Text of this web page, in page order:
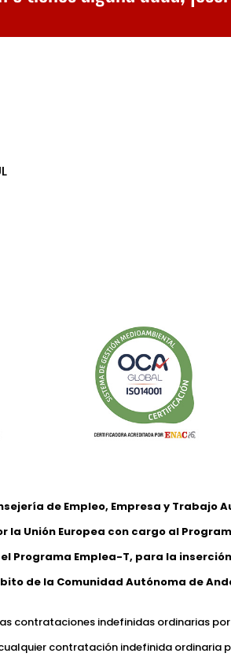
de Empleo, Empresa y Trabajo
Unión Europea con cargo al
Programa Emplea-T, para la
de la Comunidad Autónoma de
contrataciones indefinidas ordinarias
contratación indefinida ordinaria